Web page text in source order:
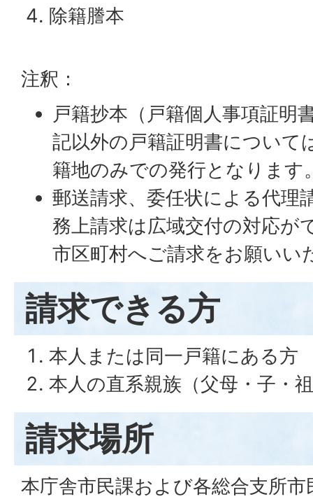
除籍謄本
注釈：
戸籍抄本（戸籍個人事項証明
記以外の戸籍証明書について
籍地のみでの発行となります
郵送請求、委任状による代理
務上請求は広域交付の対応が
市区町村へご請求をお願いい
請求できる方
本人または同一戸籍にある方
本人の直系親族（父母・子・
請求場所
本庁舎市民課および各総合支所